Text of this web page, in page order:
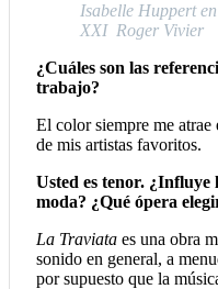
Isabelle Huppert
XXI Roger Vivier
¿Cuáles son las
trabajo?
El color siempre me
de mis artistas favoritos.
Usted es tenor. ¿Influye
moda? ¿Qué ópera
La Traviata es una obra
sonido en general, a
por supuesto que la